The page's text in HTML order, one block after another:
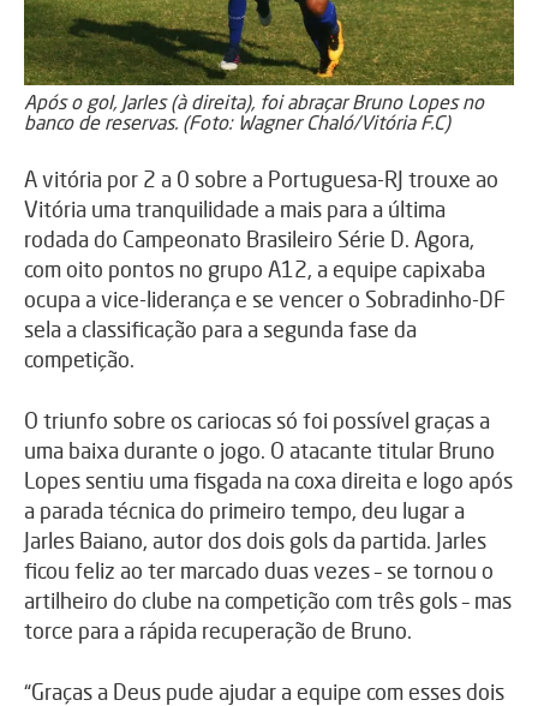
Após o gol, Jarles (à direita), foi abraçar Bruno Lopes no
banco de reservas. (Foto: Wagner Chaló/Vitória F.C)
A vitória por 2 a 0 sobre a Portuguesa-RJ trouxe ao
Vitória uma tranquilidade a mais para a última
rodada do Campeonato Brasileiro Série D. Agora,
com oito pontos no grupo A12, a equipe capixaba
ocupa a vice-liderança e se vencer o Sobradinho-DF
sela a classificação para a segunda fase da
competição.
O triunfo sobre os cariocas só foi possível graças a
uma baixa durante o jogo. O atacante titular Bruno
Lopes sentiu uma fisgada na coxa direita e logo após
a parada técnica do primeiro tempo, deu lugar a
Jarles Baiano, autor dos dois gols da partida. Jarles
ficou feliz ao ter marcado duas vezes – se tornou o
artilheiro do clube na competição com três gols – mas
torce para a rápida recuperação de Bruno.
“Graças a Deus pude ajudar a equipe com esses dois